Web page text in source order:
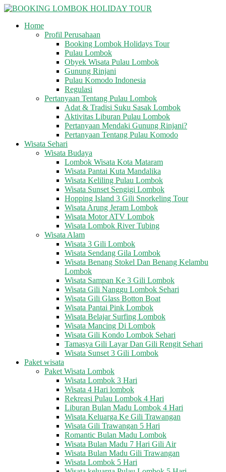
Skip
content
BOOKING
LOMBOK
Home
Profil Perusahaan
Booking Lombok Holidays Tour
Pulau Lombok
Obyek Wisata Pulau Lombok
Gunung Rinjani
Pulau Komodo Indonesia
Regulasi
Pertanyaan Tentang Pulau Lombok
Adat & Tradisi Suku Sasak Lombok
Aktivitas Liburan Pulau Lombok
Pertanyaan Mendaki Gunung Rinjani?
Pertanyaan Tentang Pulau Komodo
Wisata Sehari
Wisata Budaya
Lombok Wisata Kota Mataram
Wisata Pantai Kuta Mandalika
Wisata Keliling Pulau Lombok
Wisata Sunset Sengigi Lombok
Hopping Island 3 Gili Snorkeling Tour
Wisata Arung Jeram Lombok
Wisata Motor ATV Lombok
Wisata Lombok River Tubing
Wisata Alam
Wisata 3 Gili Lombok
Wisata Sendang Gila Lombok
Wisata Benang Stokel Dan Benang Kelambu
Lombok
Wisata Sampan Ke 3 Gili Lombok
Wisata Gili Nanggu Lombok Sehari
Wisata Gili Glass Botton Boat
Wisata Pantai Pink Lombok
Wisata Belajar Surfing Lombok
Wisata Mancing Di Lombok
Wisata Gili Kondo Lombok Sehari
Tamasya Gili Layar Dan Gili Rengit Sehari
Wisata Sunset 3 Gili Lombok
Paket wisata
Paket Wisata Lombok
Wisata Lombok 3 Hari
Wisata 4 Hari lombok
Rekreasi Pulau Lombok 4 Hari
Liburan Bulan Madu Lombok 4 Hari
Wisata Keluarga Ke Gili Trawangan
Wisata Gili Trawangan 5 Hari
Romantic Bulan Madu Lombok
Wisata Bulan Madu 7 Hari Gili Air
Wisata Bulan Madu Gili Trawangan
Wisata Lombok 5 Hari